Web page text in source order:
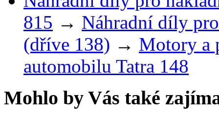
815 → Náhradní díly
(dříve 138) → Motory a
automobilu Tatra 148
Mohlo by Vás také